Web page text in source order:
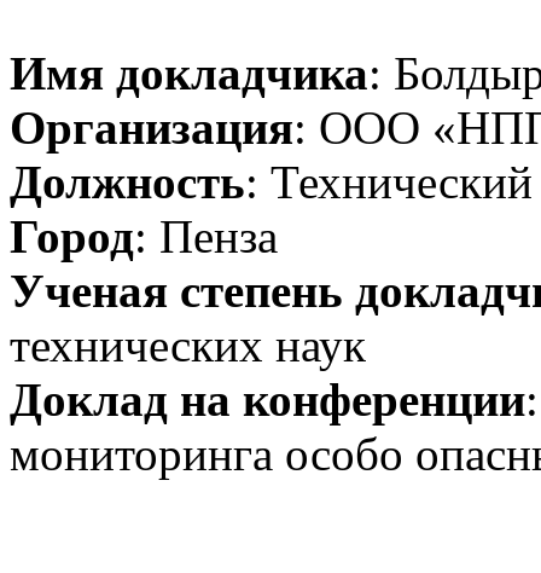
Имя докладчика:
Организация: ООО «НПП
Должность:
Город: Пенза
Ученая степень
технических наук
Доклад на конференции
мониторинга особо